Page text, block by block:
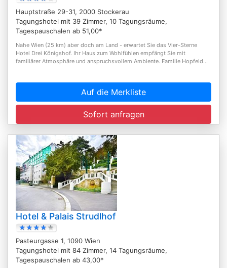
Hauptstraße 29-31, 2000 Stockerau
Tagungshotel mit 39 Zimmer, 10 Tagungsräume,
Tagespauschalen ab 51,00*
Nahe Wien (25 km) aber doch am Land - erwartet Sie das Vier-Sterne
Hotel Drei Königshof. Ihr Haus zum Wohlfühlen empfängt Sie mit
familiärer Atmosphäre und anspruchsvollem Ambiente. Familie Hopfeld...
Auf die Merkliste
Sofort anfragen
Hotel & Palais Strudlhof
Pasteurgasse 1, 1090 Wien
Tagungshotel mit 84 Zimmer, 14 Tagungsräume,
Tagespauschalen ab 43,00*